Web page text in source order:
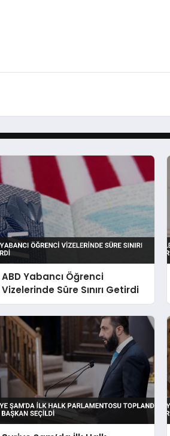
ABD Yabancı Öğrenci
Vizelerinde Süre Sınırı Getirdi